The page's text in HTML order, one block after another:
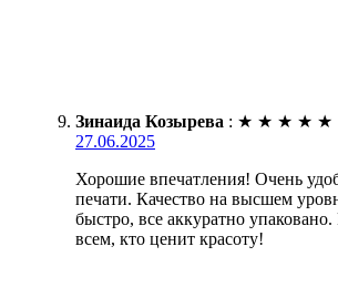
Зинаида Козырева : ★ ★ ★ ★ ★
27.06.2025
Хорошие впечатления! Очень
печати. Качество на высшем
быстро, все аккуратно
всем, кто ценит красоту!